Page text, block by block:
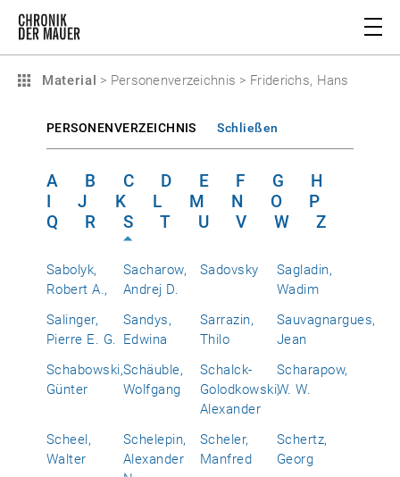
Material > Personenverzeichnis > Friderichs, Hans
PERSONENVERZEICHNIS Schließen
A B C D E F G
H
I
J K L M N O
P
Q
R S T U V W Z
Sabolyk,
Robert A.,
Sacharow,
Andrej D.
Sadovsky
Sagladin,
Wadim
Salinger,
Pierre E. G.
Sandys,
Edwina
Sarrazin,
Thilo
Sauvagnargues,
Jean
Schabowski,
Günter
Schäuble,
Wolfgang
Schalck-
Golodkowski,
Alexander
Scharapow,
W. W.
Scheel,
Walter
Schelepin,
Alexander
Scheler,
Manfred
Schertz,
Georg